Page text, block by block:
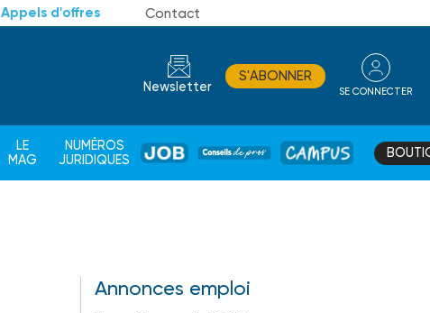
Appels d'offres Contact
Newsletter
S'ABONNER
SE CONNECTER
LE
MAG
NUMÉROS
JURIDIQUES
JOB
DE
CAMPUS
Annonces emploi